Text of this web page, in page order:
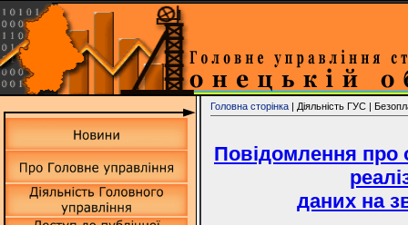
Головна сторінка | Діяльність ГУС |
Повідомлення про
даних на